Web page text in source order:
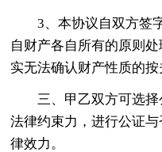
3、本协议自双方签
自财产各自所有的原则
实无法确认财产性质的按
三、甲乙双方可选
法律约束力，进行公证
律效力。